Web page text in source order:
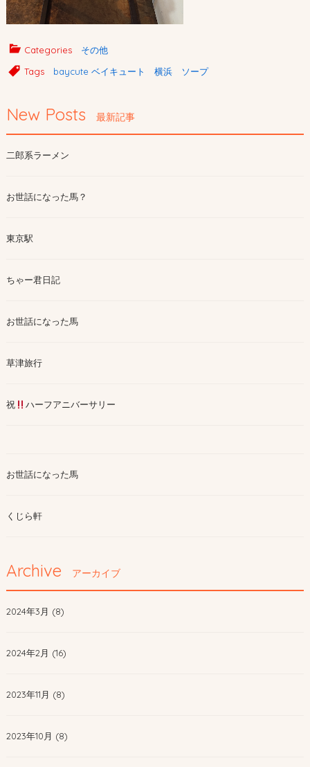
Categories
その他
Tags
baycute ベイキュート 横浜 ソープ
New Posts 最新記事
二郎系ラーメン
お世話になった馬？
東京駅
ちゃー君日記
お世話になった馬
草津旅行
祝 ハーフアニバーサリー
お世話になった馬
くじら軒
Archive アーカイブ
2024年3月 (8)
2024年2月 (16)
2023年11月 (8)
2023年10月 (8)